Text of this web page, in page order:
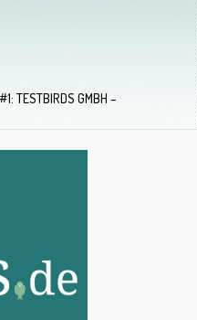
TESTBIRDS GMBH –